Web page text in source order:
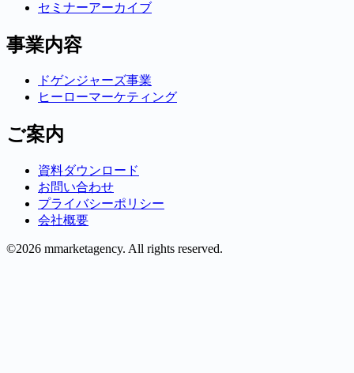
セミナーアーカイブ
事業内容
ドゲンジャーズ事業
ヒーローマーケティング
ご案内
資料ダウンロード
お問い合わせ
プライバシーポリシー
会社概要
©2026 mmarketagency. All rights reserved.